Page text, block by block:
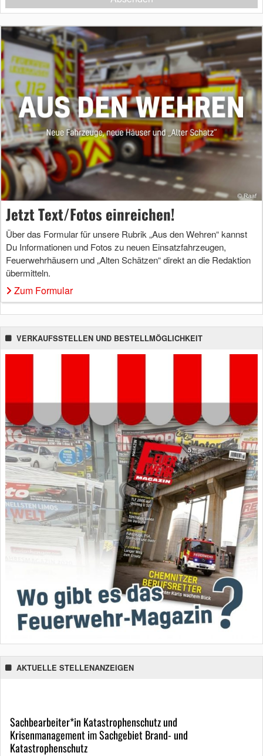
Jetzt Text/Fotos einreichen!
Über das Formular für unsere Rubrik „Aus den Wehren“ kannst
Du Informationen und Fotos zu neuen Einsatzfahrzeugen,
Feuerwehrhäusern und „Alten Schätzen“ direkt an die Redaktion
übermitteln.
Zum Formular
VERKAUFSSTELLEN UND BESTELLMÖGLICHKEIT
AKTUELLE STELLENANZEIGEN
Sachbearbeiter*in Katastrophenschutz und
Krisenmanagement im Sachgebiet Brand- und
Katastrophenschutz